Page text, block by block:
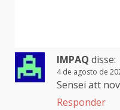
IMPAQ disse:
4 de agosto de
Sensei att
Responder